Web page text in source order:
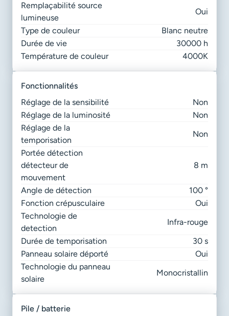
Remplaçabilité source
lumineuse
Oui
Type de couleur
Blanc neutre
Durée de vie
30000 h
Température de couleur
4000K
fonctionnalités
Réglage de la sensibilité
Non
Réglage de la luminosité
Non
Réglage de la
temporisation
Non
Portée détection
détecteur de
mouvement
8 m
Angle de détection
100 °
Fonction crépusculaire
Oui
Technologie de
detection
Infra-rouge
Durée de temporisation
30 s
Panneau solaire déporté
Oui
Technologie du panneau
solaire
Monocristallin
pile / batterie